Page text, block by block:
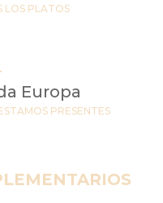
LOS PLATOS
Europa
PRESENTES